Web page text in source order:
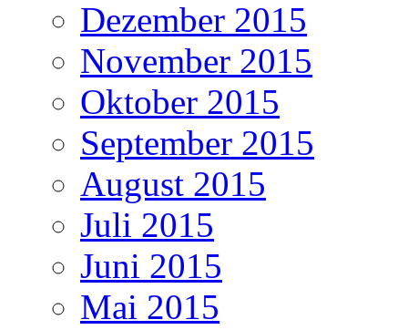
Dezember 2015
November 2015
Oktober 2015
September 2015
August 2015
Juli 2015
Juni 2015
Mai 2015